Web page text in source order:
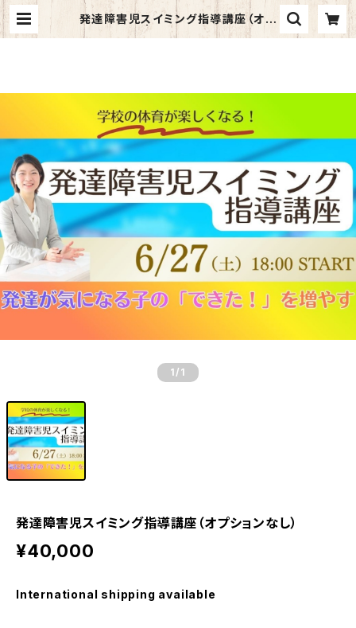
発達障害児スイミング指導講座（オプ
ションなし） | 一般社団法人日本障が
1 /1
発達障害児スイミング指導講座（オプションなし）
¥40,000
International shipping available